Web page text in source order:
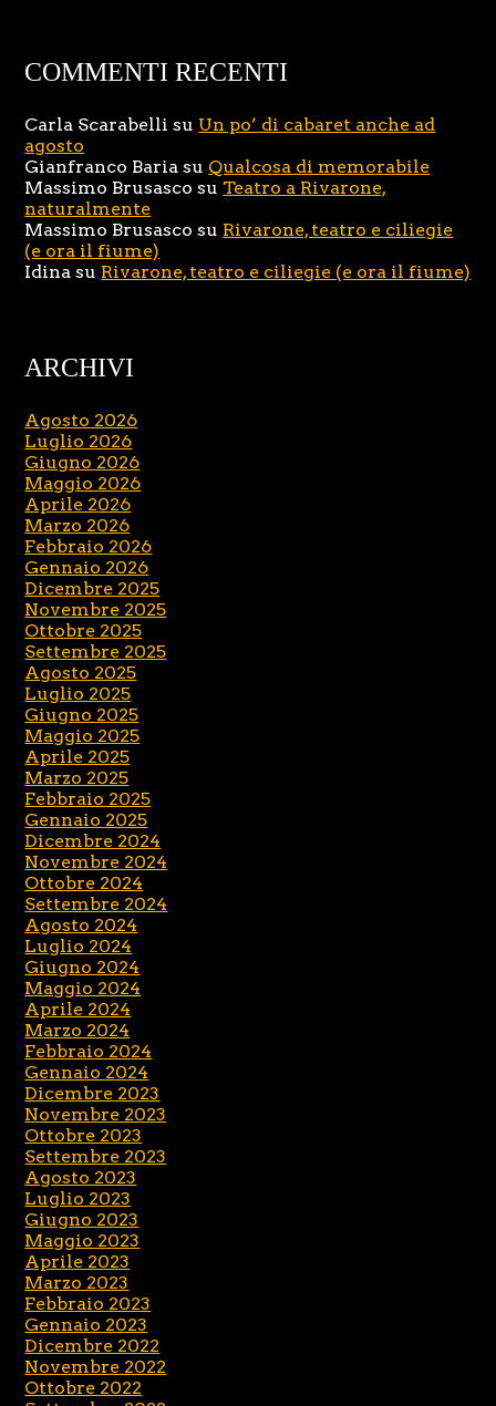
COMMENTI RECENTI
Carla Scarabelli su Un po’ di cabaret anche ad
agosto
Gianfranco Baria su Qualcosa di memorabile
Massimo Brusasco su Teatro a Rivarone,
naturalmente
Massimo Brusasco su Rivarone, teatro e ciliegie
(e ora il fiume)
Idina su Rivarone, teatro e ciliegie (e ora il fiume)
ARCHIVI
Agosto 2026
Luglio 2026
Giugno 2026
Maggio 2026
Aprile 2026
Marzo 2026
Febbraio 2026
Gennaio 2026
Dicembre 2025
Novembre 2025
Ottobre 2025
Settembre 2025
Agosto 2025
Luglio 2025
Giugno 2025
Maggio 2025
Aprile 2025
Marzo 2025
Febbraio 2025
Gennaio 2025
Dicembre 2024
Novembre 2024
Ottobre 2024
Settembre 2024
Agosto 2024
Luglio 2024
Giugno 2024
Maggio 2024
Aprile 2024
Marzo 2024
Febbraio 2024
Gennaio 2024
Dicembre 2023
Novembre 2023
Ottobre 2023
Settembre 2023
Agosto 2023
Luglio 2023
Giugno 2023
Maggio 2023
Aprile 2023
Marzo 2023
Febbraio 2023
Gennaio 2023
Dicembre 2022
Novembre 2022
Ottobre 2022